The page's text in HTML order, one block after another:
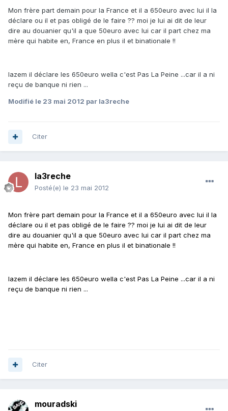
Mon frère part demain pour la France et il a 650euro avec lui il la
déclare ou il et pas obligé de le faire ?? moi je lui ai dit de leur
dire au douanier qu'il a que 50euro avec lui car il part chez ma
mère qui habite en, France en plus il et binationale !!
lazem il déclare les 650euro wella c'est Pas La Peine ...car il a ni
reçu de banque ni rien ...
Modifié le 23 mai 2012 par la3reche
Citer
la3reche
Posté(e) le 23 mai 2012
Mon frère part demain pour la France et il a 650euro avec lui il la
déclare ou il et pas obligé de le faire ?? moi je lui ai dit de leur
dire au douanier qu'il a que 50euro avec lui car il part chez ma
mère qui habite en, France en plus il et binationale !!
lazem il déclare les 650euro wella c'est Pas La Peine ...car il a ni
reçu de banque ni rien ...
Citer
mouradski